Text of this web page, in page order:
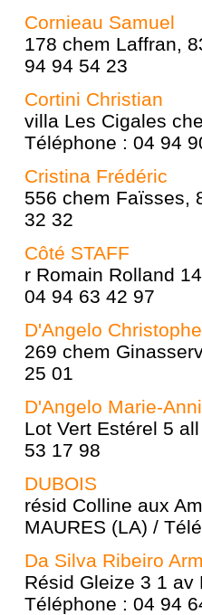
Cornieau Samuel
178 chem Laffran,
94 94 54 23
Cortini Christian
villa Les Cigales
Téléphone : 04 94
Cristina Frédéric
556 chem Faïsses,
32 32
Côté STAFF
r Romain Rolland
04 94 63 42 97
D'Angelo Christophe
269 chem
25 01
D'Angelo Marie-
Lot Vert Estérel 5
53 17 98
DUBOIS
résid Colline aux
MAURES (LA) /
Da Silva Ribeiro
Résid Gleize 3 1 av
Téléphone : 04 94